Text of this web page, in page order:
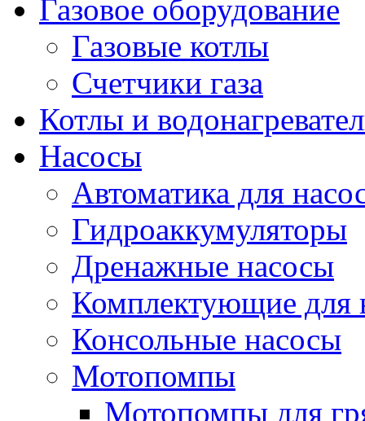
Газовое оборудование
Газовые котлы
Счетчики газа
Котлы и
Насосы
Автоматика для
Гидроаккумуляторы
Дренажные насосы
Комплектующие для
Консольные насосы
Мотопомпы
Мотопомпы для